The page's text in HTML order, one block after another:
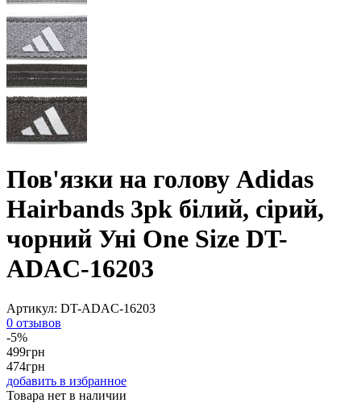
Пов'язки на голову Adidas
Hairbands 3pk білий, сірий,
чорний Уні One Size DT-
ADAC-16203
Артикул: DT-ADAC-16203
0 отзывов
-5%
499грн
474грн
добавить в избранное
Товара нет в наличии